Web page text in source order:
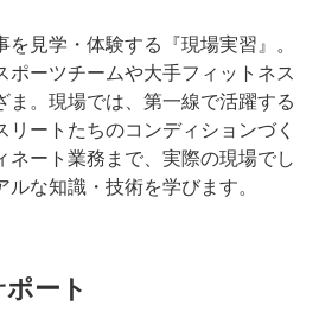
を見学・体験する『現場実習』。
ポーツチームや大手フィットネス
ま。現場では、第一線で活躍する
リートたちのコンディションづく
ネート業務まで、実際の現場でし
ルな知識・技術を学びます。
ート